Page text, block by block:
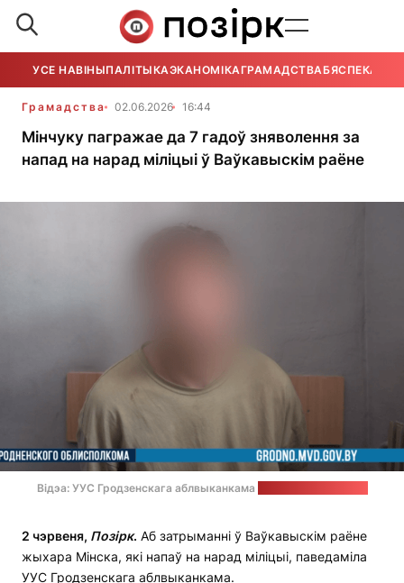
УСЕ НАВІНЫПАЛІТЫКАЭКАНОМІКАГРАМАДСТВАБЯСПЕКА
Грамадства 02.06.2026 16:44
Мінчуку пагражае да 7 гадоў зняволення за
напад на нарад міліцыі ў Ваўкавыскім раёне
Відэа: УУС Гродзенскага аблвыканкама
2 чэрвеня, Позірк. Аб затрыманні ў Ваўкавыскім раёне
жыхара Мінска, які напаў на нарад міліцыі, паведаміла
УУС Гродзенскага аблвыканкама.